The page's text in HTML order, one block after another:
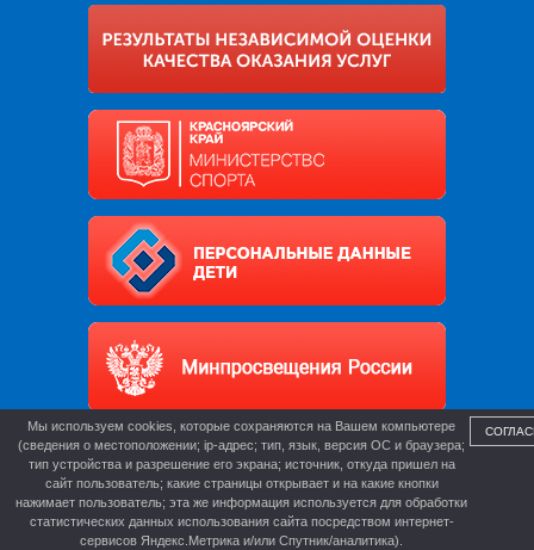
Мы используем cookies, которые сохраняются на Вашем компьютере
(сведения о местоположении; ip-адрес; тип, язык, версия ОС и браузера;
тип устройства и разрешение его экрана; источник, откуда пришел на
сайт пользователь; какие страницы открывает и на какие кнопки
нажимает пользователь; эта же информация используется для обработки
статистических данных использования сайта посредством интернет-
сервисов Яндекс.Метрика и/или Спутник/аналитика).